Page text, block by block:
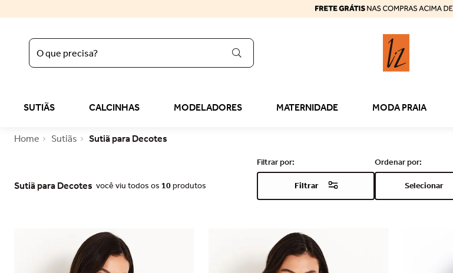
O que precisa?
SUTIÃS CALCINHAS MODELADORES MATERNIDADE MODA PRAIA
Sutiãs Sutiã para Decotes
Sutiã para Decotes você viu todos os 10produtos Filtrar Selecionar
2º sutiã liz
4º sutop
6º reducer
tomara caia
bermuda